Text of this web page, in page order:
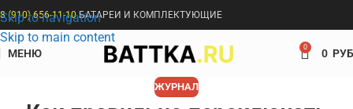
Skip to navigation
Skip to main content
8 (910) 656-11-10БАТАРЕИ И КОМПЛЕКТУЮЩИЕ
МЕНЮ 0 0
ЖУРНАЛ